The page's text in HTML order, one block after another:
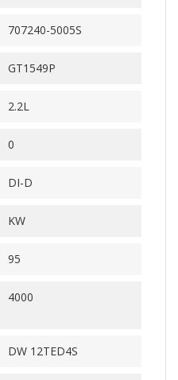
707240-5005S
GT1549P
2.2L
0
DI-D
KW
95
4000
DW 12TED4S